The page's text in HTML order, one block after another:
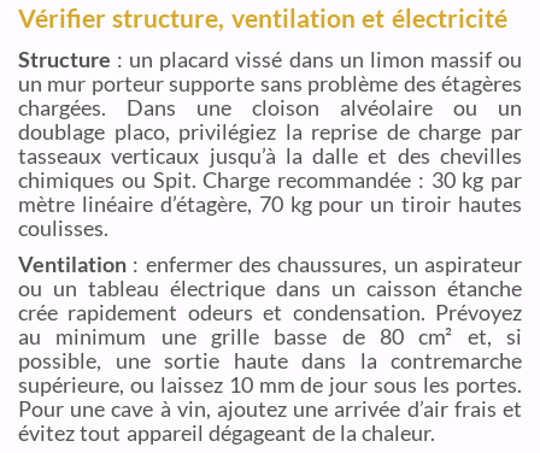
Vérifier structure, ventilation et électricité
Structure : un placard vissé dans un limon massif ou
un mur porteur supporte sans problème des étagères
chargées. Dans une cloison alvéolaire ou un
doublage placo, privilégiez la reprise de charge par
tasseaux verticaux jusqu’à la dalle et des chevilles
chimiques ou Spit. Charge recommandée : 30 kg par
mètre linéaire d’étagère, 70 kg pour un tiroir hautes
coulisses.
Ventilation : enfermer des chaussures, un aspirateur
ou un tableau électrique dans un caisson étanche
crée rapidement odeurs et condensation. Prévoyez
au minimum une grille basse de 80 cm² et, si
possible, une sortie haute dans la contremarche
supérieure, ou laissez 10 mm de jour sous les portes.
Pour une cave à vin, ajoutez une arrivée d’air frais et
évitez tout appareil dégageant de la chaleur.